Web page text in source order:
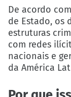
De acordo
de Estado, os
estruturas
com redes
nacionais e
da América